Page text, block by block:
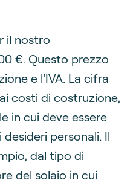
il nostro
€. Questo prezzo
e l'IVA. La cifra
costi di costruzione,
in cui deve essere
personali. Il
dal tipo di
del solaio in cui